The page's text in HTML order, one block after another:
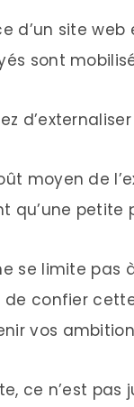
d’un site
sont
moyen de
qu’une
se limite pas
confier
vos
ce n’est pas